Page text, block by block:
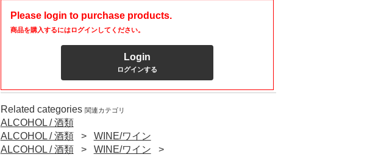
Please login to purchase products.
商品を購入するにはログインしてください。
Login
ログインする
Related categories 関連カテゴリ
ALCOHOL / 酒類
ALCOHOL / 酒類
WINE/ワイン
ALCOHOL / 酒類
WINE/ワイン